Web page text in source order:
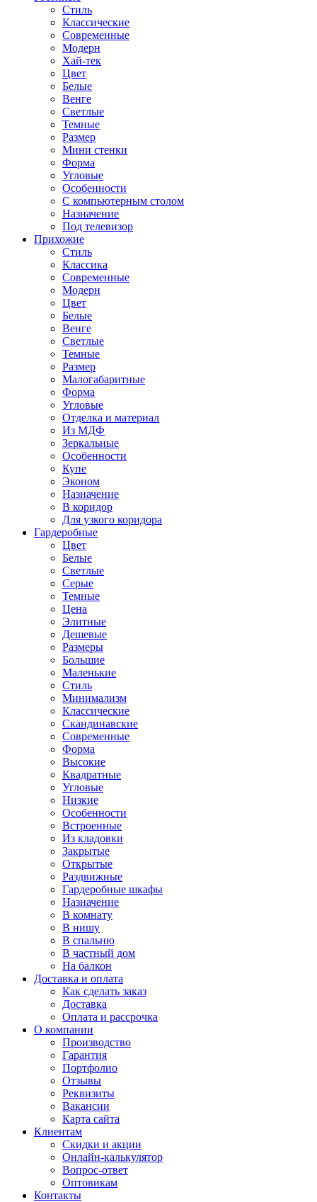
Стиль
Классические
Современные
Модерн
Хай-тек
Цвет
Белые
Венге
Светлые
Темные
Размер
Мини стенки
Форма
Угловые
Особенности
С компьютерным столом
Назначение
Под телевизор
Прихожие
Стиль
Классика
Современные
Модерн
Цвет
Белые
Венге
Светлые
Темные
Размер
Малогабаритные
Форма
Угловые
Отделка и материал
Из МДФ
Зеркальные
Особенности
Купе
Эконом
Назначение
В коридор
Для узкого коридора
Гардеробные
Цвет
Белые
Светлые
Серые
Темные
Цена
Элитные
Дешевые
Размеры
Большие
Маленькие
Стиль
Минимализм
Классические
Скандинавские
Современные
Форма
Высокие
Квадратные
Угловые
Низкие
Особенности
Встроенные
Из кладовки
Закрытые
Открытые
Раздвижные
Гардеробные шкафы
Назначение
В комнату
В нишу
В спальню
В частный дом
На балкон
Доставка и оплата
Как сделать заказ
Доставка
Оплата и рассрочка
О компании
Производство
Гарантия
Портфолио
Отзывы
Реквизиты
Вакансии
Карта сайта
Клиентам
Скидки и акции
Онлайн-калькулятор
Вопрос-ответ
Оптовикам
Контакты